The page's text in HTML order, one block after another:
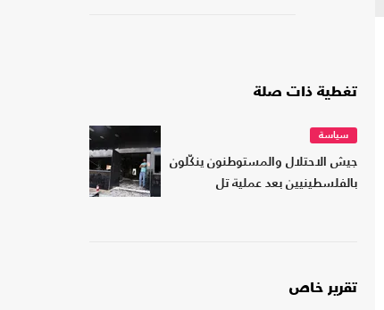
تغطية ذات صلة
سياسة
جيش الاحتلال والمستوطنون ينكّلون
بالفلسطينيين بعد عملية تل
تقرير خاص